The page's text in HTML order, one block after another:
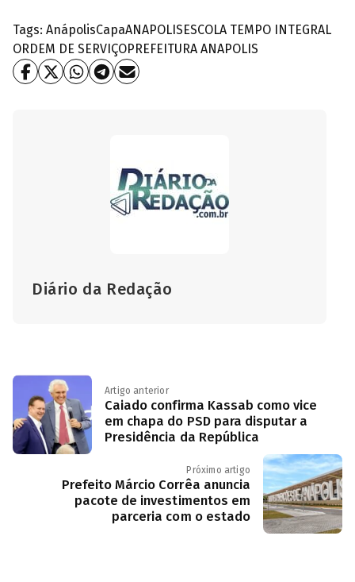
Tags: AnápolisCapaANAPOLIS ESCOLA TEMPO INTEGRAL
ORDEM DE SERVIÇOPREFEITURA ANAPOLIS
Diário da Redação
Artigo anterior
Caiado confirma Kassab como vice
em chapa do PSD para disputar a
Presidência da República
Próximo artigo
Prefeito Márcio Corrêa anuncia
pacote de investimentos em
parceria com o estado